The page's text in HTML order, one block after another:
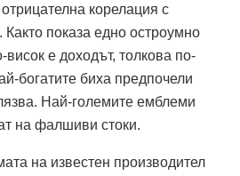
корелация с
Както показа едно остроумно
висок е доходът, толкова по-
богатите биха предпочели
Най-големите емблеми
на фалшиви стоки.
на известен производител